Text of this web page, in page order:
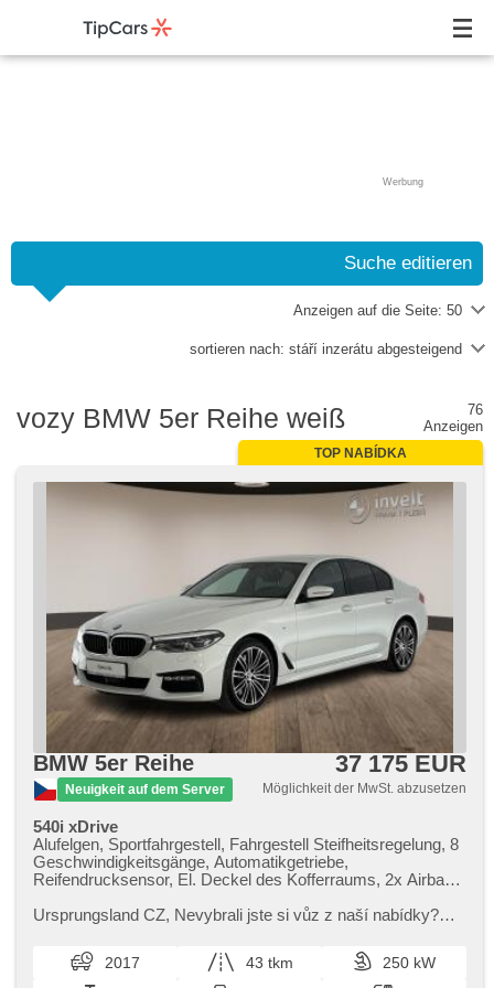
Werbung
Suche editieren
Anzeigen auf die Seite: 50
sortieren nach: stáří inzerátu abgesteigend
vozy BMW 5er Reihe weiß
76
Anzeigen
TOP NABÍDKA
BMW 5er Reihe
Neuigkeit auf dem Server
37 175 EUR
Möglichkeit der MwSt. abzusetzen
540i xDrive
Alufelgen, Sportfahrgestell, Fahrgestell Steifheitsregelung, 8
Geschwindigkeitsgänge, Automatikgetriebe,
Reifendrucksensor, El. Deckel des Kofferraums, 2x Airbag,
sedadla řidiče, El. einstellbare Sitze, Längssitzvorschub,
Klappspiegel, samostmívací zrcátka, El. Spiegel, ambientní
osvětlení interiéru, Vorderlichter LED, Schaltflutlicht,
Ursprungsland CZ,​ Nevybrali jste si vůz z naší nabídky?
dovoz vozu na zakáz...
2017 43 tkm
250 kW